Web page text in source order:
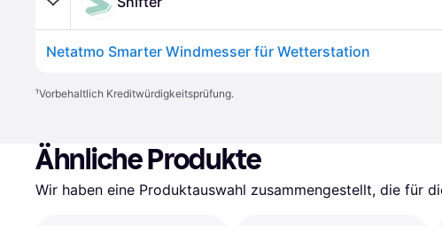
Netatmo Smarter Windmesser für Wetterstation
¹Vorbehaltlich Kreditwürdigkeitsprüfung.
Ähnliche Produkte
Wir haben eine Produktauswahl zusammengestellt, die für